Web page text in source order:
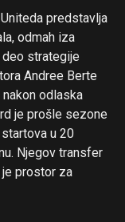
predstavlja
odmah iza
deo strategije
Andree Berte
odlaska
je prošle sezone
u 20
Njegov transfer
prostor za